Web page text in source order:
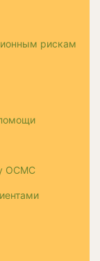
рискам
ОСМС